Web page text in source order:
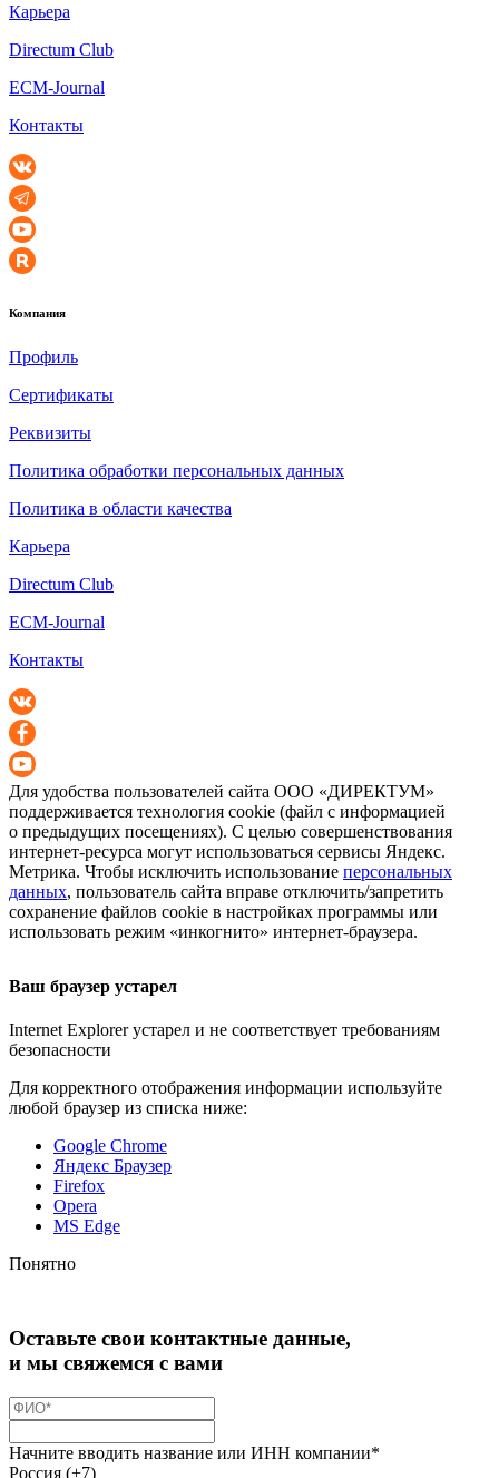
Карьера
Directum Club
ECM-Journal
Контакты
Компания
Профиль
Сертификаты
Реквизиты
Политика обработки персональных данных
Политика в области качества
Карьера
Directum Club
ECM-Journal
Контакты
Для удобства пользователей сайта ООО «ДИРЕКТУМ»
поддерживается технология cookie (файл с информацией
о предыдущих посещениях). С целью совершенствования
интернет-ресурса могут использоваться сервисы Яндекс.
Метрика. Чтобы исключить использование персональных
данных, пользователь сайта вправе отключить/запретить
сохранение файлов cookie в настройках программы или
использовать режим «инкогнито» интернет-браузера.
Ваш браузер устарел
Internet Explorer устарел и не соответствует требованиям
безопасности
Для корректного отображения информации используйте
любой браузер из списка ниже:
Google Chrome
Яндекс Браузер
Firefox
Opera
MS Edge
Понятно
Оставьте свои контактные данные,
и мы свяжемся с вами
Начните вводить название или ИНН компании*
Россия (+7)